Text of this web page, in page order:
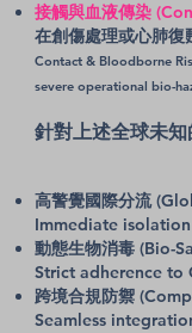
接觸與血液傳染
在創傷處理或心肺復
Contact & Bloodborne
severe operational bio-
針對上述全球未
高警覺國際分流
Immediate
動態生物消毒 (Bio-
Strict adherence
跨境合規防禦
Seamless